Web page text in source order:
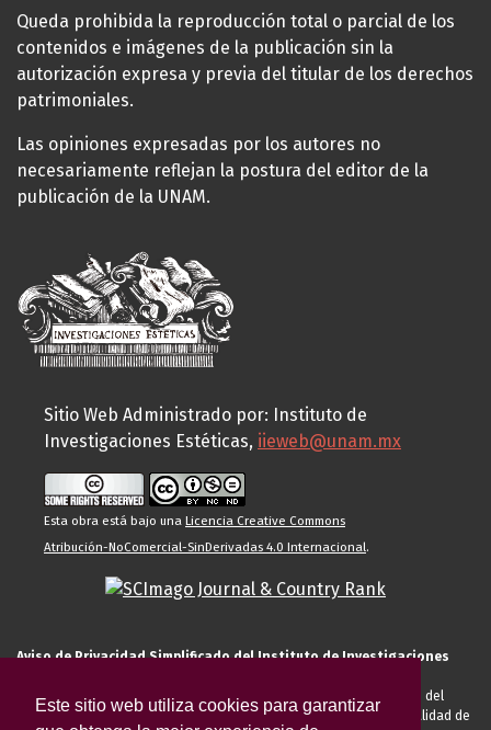
Este sitio web utiliza cookies para garantizar
Queda prohibida la reproducción total o parcial de los
contenidos e imágenes de la publicación sin la
autorización expresa y previa del titular de los derechos
patrimoniales.
Las opiniones expresadas por los autores no
necesariamente reflejan la postura del editor de la
publicación de la UNAM.
Sitio Web Administrado por: Instituto de
Investigaciones Estéticas, iieweb@unam.mx
Esta obra está bajo una Licencia Creative Commons
Atribución-NoComercial-SinDerivadas 4.0 Internacional.
Aviso de Privacidad Simplificado del Instituto de Investigaciones
El Instituto de Investigaciones Estéticas de la UNAM, es responsable del
tratamiento de sus datos personales para el registro de usted en calidad de